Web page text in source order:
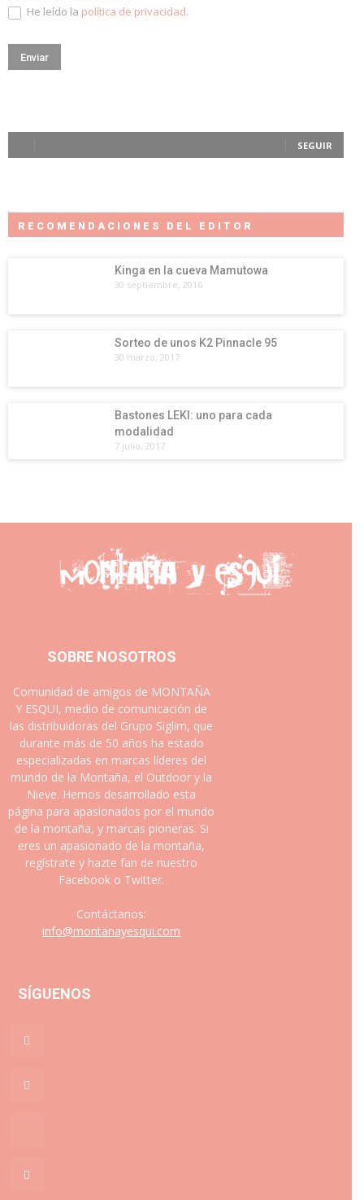
He leído la política de privacidad.
SEGUIR
RECOMENDACIONES DEL EDITOR
Kinga en la cueva Mamutowa
30 septiembre, 2016
Sorteo de unos K2 Pinnacle 95
30 marzo, 2017
Bastones LEKI: uno para cada
modalidad
7 julio, 2017
SOBRE NOSOTROS
Comunidad de amigos de MONTAÑA
Y ESQUI, medio de comunicación de
las distribuidoras del Grupo Siglim, que
durante más de 50 años ha estado
especializadas en marcas líderes del
mundo de la Montaña, el Outdoor y la
Nieve. Hemos desarrollado esta
página para apasionados por el mundo
de la montaña, y marcas pioneras. Si
eres un apasionado de la montaña,
regístrate y hazte fan de nuestro
Facebook o Twitter.
Contáctanos:
info@montanayesqui.com
SÍGUENOS